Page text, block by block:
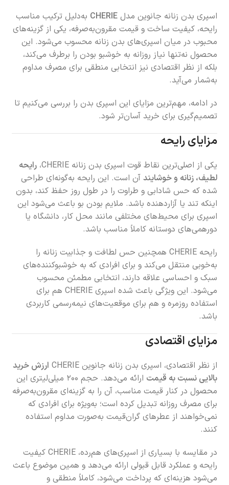
اسپری بدن زنانه جانوین مدلCHERIE به‌دلیل ترکیب مناسب
رایحه، کیفیت ساخت و قیمت مقرون‌به‌صرفه، یکی از گزینه‌های
محبوب در میان اسپری‌های بدن زنانه محسوب می‌شود. این
محصول نه‌تنها نیاز روزانه به خوشبو بودن را برطرف می‌کند،
بلکه از نظر اقتصادی نیز انتخابی منطقی برای مصرف مداوم
به‌شمار می‌آید.
در ادامه، مهم‌ترین مزایای این اسپری بدن را بررسی می‌کنیم تا
تصمیم‌گیری برای خرید آسان‌تر شود.
مزایای رایحه
یکی از اصلی‌ترین نقاط قوت اسپری بدن زنانه CHERIE،
رایحه
لطیف، زنانه و خوشایند آن است. این رایحه به‌گونه‌ای طراحی
شده که حس شادابی و طراوت را در طول روز حفظ کند، بدون
اینکه تند یا آزاردهنده باشد. ملایم بودن بو باعث می‌شود این
اسپری برای محیط‌های مختلفی مانند محل کار، دانشگاه یا
دورهمی‌های دوستانه کاملاً مناسب باشد.
رایحه CHERIE همچنین حس لطافت و جذابیت زنانه را
به‌خوبی منتقل می‌کند و برای افرادی که به خوشبوکننده‌های
سبک و احساسی علاقه دارند، انتخابی مطمئن محسوب
می‌شود. این ویژگی باعث شده اسپری CHERIE هم برای
استفاده روزمره و هم برای موقعیت‌های نیمه‌رسمی کاربردی
باشد.
مزایای اقتصادی
از نظر اقتصادی، اسپری بدن زنانه جانوین CHERIE
ارزش خرید
بالایی نسبت به قیمت
ارائه می‌دهد. حجم ۲۰۰ میلی‌لیتری این
محصول در کنار قیمت مناسب، آن را به گزینه‌ای مقرون‌به‌صرفه
برای مصرف روزانه تبدیل کرده است؛ به‌ویژه برای افرادی که
نمی‌خواهند از عطرهای گران‌قیمت به‌صورت مداوم استفاده
کنند.
در مقایسه با بسیاری از اسپری‌های هم‌رده، CHERIE کیفیت
رایحه و عملکرد قابل قبولی ارائه می‌دهد و همین موضوع باعث
می‌شود هزینه‌ای که پرداخت می‌شود، کاملاً منطقی و